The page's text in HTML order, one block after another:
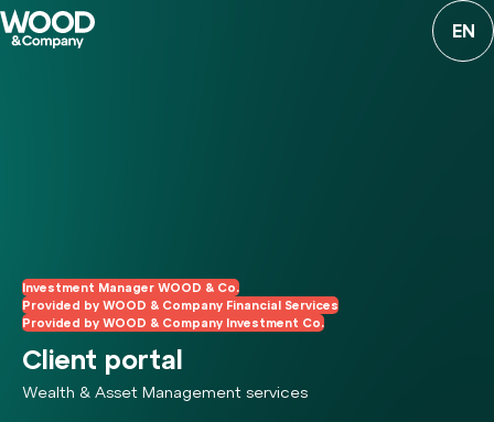
EN
Investment Manager WOOD & Co.
Provided by WOOD & Company Financial Services
Provided by WOOD & Company Investment Co.
Client portal
Wealth & Asset Management services